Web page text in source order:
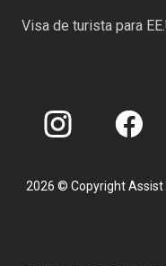
Visa de turista para
2026 © Copyright Assist